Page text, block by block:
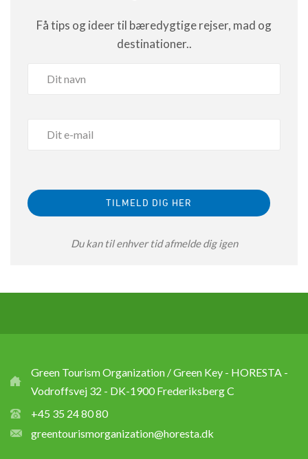
Få tips og ideer til bæredygtige rejser, mad og
destinationer..
Du kan til enhver tid afmelde dig igen
Green Tourism Organization / Green Key - HORESTA -
Vodroffsvej 32 - DK-1900 Frederiksberg C
+45 35 24 80 80
greentourismorganization@horesta.dk